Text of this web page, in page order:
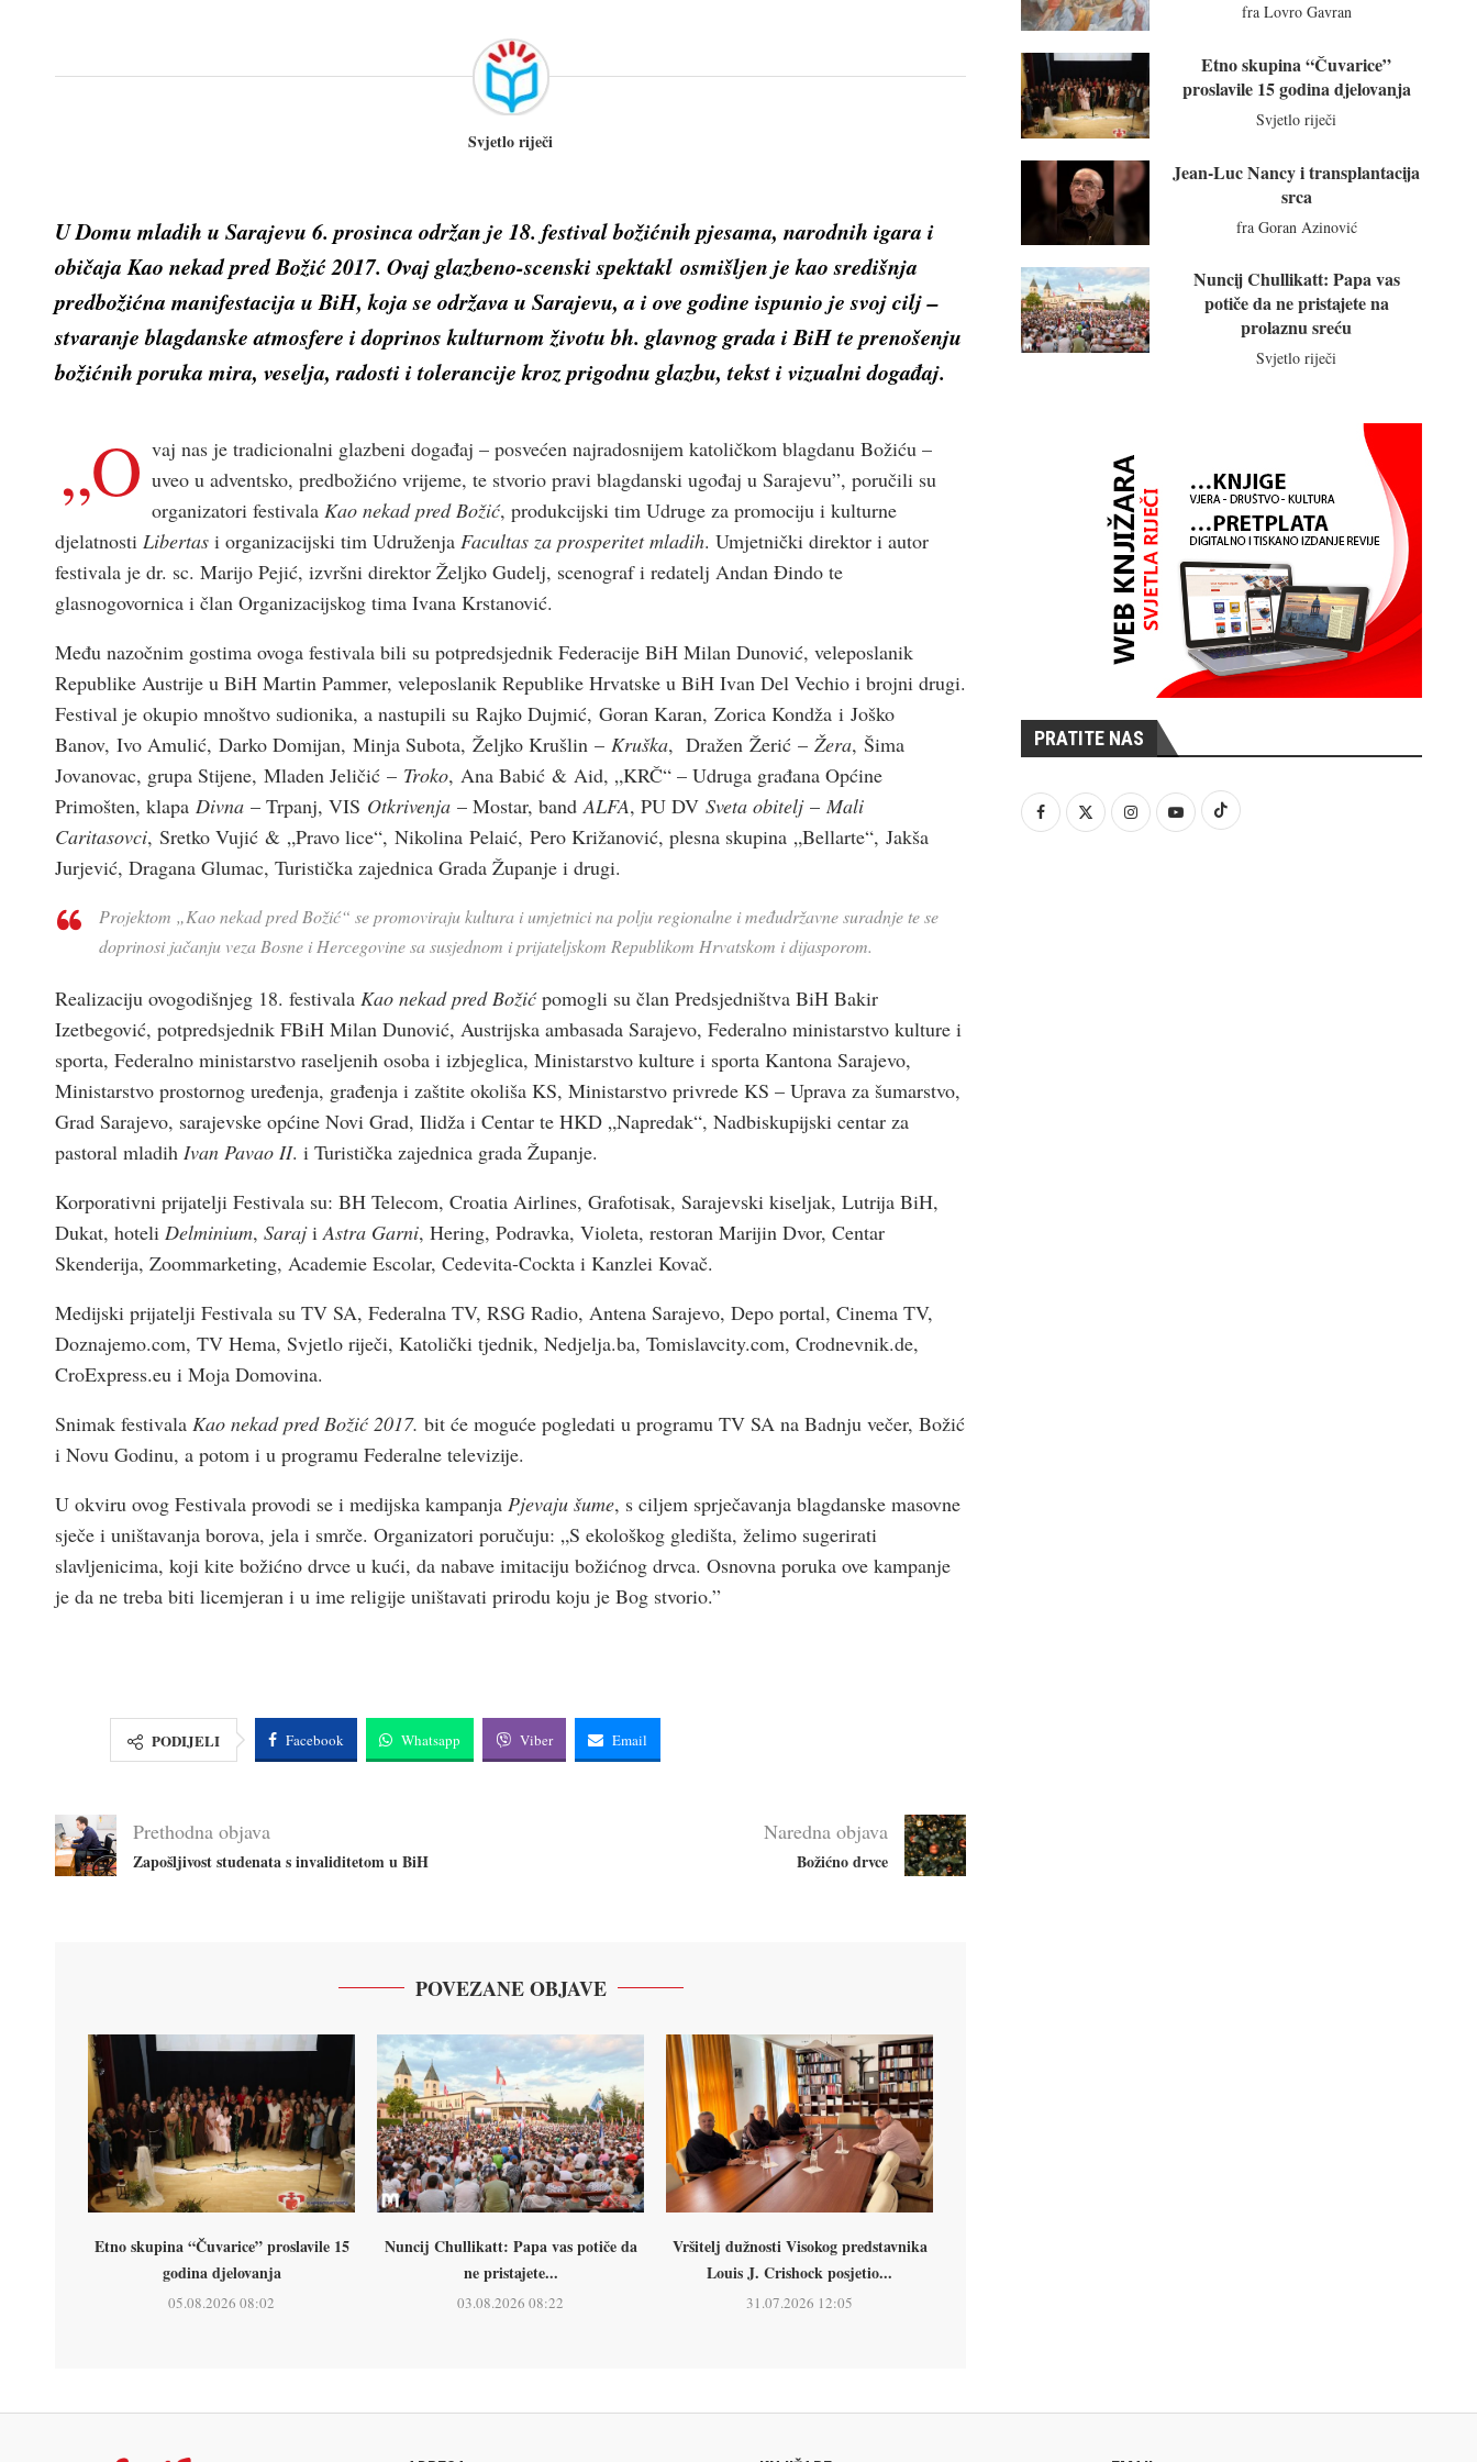
Svjetlo riječi
U Domu mladih u Sarajevu 6. prosinca održan je 18. festival božićnih pjesama, narodnih igara i
običaja Kao nekad pred Božić 2017. Ovaj glazbeno-scenski spektakl osmišljen je kao središnja
predbožićna manifestacija u BiH, koja se održava u Sarajevu, a i ove godine ispunio je svoj cilj –
stvaranje blagdanske atmosfere i doprinos kulturnom životu bh. glavnog grada i BiH te prenošenju
božićnih poruka mira, veselja, radosti i tolerancije kroz prigodnu glazbu, tekst i vizualni događaj.
„O vaj nas je tradicionalni glazbeni događaj – posvećen najradosnijem katoličkom blagdanu Božiću –
uveo u adventsko, predbožićno vrijeme, te stvorio pravi blagdanski ugođaj u Sarajevu”, poručili su
organizatori festivala Kao nekad pred Božić, produkcijski tim Udruge za promociju i kulturne
djelatnosti Libertas i organizacijski tim Udruženja Facultas za prosperitet mladih. Umjetnički direktor i autor
festivala je dr. sc. Marijo Pejić, izvršni direktor Željko Gudelj, scenograf i redatelj Andan Đindo te
glasnogovornica i član Organizacijskog tima Ivana Krstanović.
Među nazočnim gostima ovoga festivala bili su potpredsjednik Federacije BiH Milan Dunović, veleposlanik
Republike Austrije u BiH Martin Pammer, veleposlanik Republike Hrvatske u BiH Ivan Del Vechio i brojni drugi.
Festival je okupio mnoštvo sudionika, a nastupili su Rajko Dujmić, Goran Karan, Zorica Kondža i Joško
Banov, Ivo Amulić, Darko Domijan, Minja Subota, Željko Krušlin – Kruška, Dražen Žerić – Žera, Šima
Jovanovac, grupa Stijene, Mladen Jeličić – Troko, Ana Babić & Aid, „KRČ“ – Udruga građana Općine
Primošten, klapa Divna – Trpanj, VIS Otkrivenja – Mostar, band ALFA, PU DV Sveta obitelj– Mali
Caritasovci, Sretko Vujić & „Pravo lice“, Nikolina Pelaić, Pero Križanović, plesna skupina „Bellarte“, Jakša
Jurjević, Dragana Glumac, Turistička zajednica Grada Županje i drugi.
Projektom „Kao nekad pred Božić“ se promoviraju kultura i umjetnici na polju regionalne i međudržavne suradnje te se
doprinosi jačanju veza Bosne i Hercegovine sa susjednom i prijateljskom Republikom Hrvatskom i dijasporom.
Realizaciju ovogodišnjeg 18. festivala Kao nekad pred Božićpomogli su član Predsjedništva BiH Bakir
Izetbegović, potpredsjednik FBiH Milan Dunović, Austrijska ambasada Sarajevo, Federalno ministarstvo kulture i
sporta, Federalno ministarstvo raseljenih osoba i izbjeglica, Ministarstvo kulture i sporta Kantona Sarajevo,
Ministarstvo prostornog uređenja, građenja i zaštite okoliša KS, Ministarstvo privrede KS – Uprava za šumarstvo,
Grad Sarajevo, sarajevske općine Novi Grad, Ilidža i Centar te HKD „Napredak“, Nadbiskupijski centar za
pastoral mladih Ivan Pavao II. i Turistička zajednica grada Županje.
Korporativni prijatelji Festivala su: BH Telecom, Croatia Airlines, Grafotisak, Sarajevski kiseljak, Lutrija BiH,
Dukat, hoteli Delminium, Saraji Astra Garni, Hering, Podravka, Violeta, restoran Marijin Dvor, Centar
Skenderija, Zoommarketing, Academie Escolar, Cedevita-Cockta i Kanzlei Kovač.
Medijski prijatelji Festivala su TV SA, Federalna TV, RSG Radio, Antena Sarajevo, Depo portal, Cinema TV,
Doznajemo.com, TV Hema, Svjetlo riječi, Katolički tjednik, Nedjelja.ba, Tomislavcity.com, Crodnevnik.de,
CroExpress.eu i Moja Domovina.
Snimak festivala Kao nekad pred Božić 2017. bit će moguće pogledati u programu TV SA na Badnju večer, Božić
i Novu Godinu, a potom i u programu Federalne televizije.
U okviru ovog Festivala provodi se i medijska kampanja Pjevaju šume, s ciljem sprječavanja blagdanske masovne
sječe i uništavanja borova, jela i smrče. Organizatori poručuju: „S ekološkog gledišta, želimo sugerirati
slavljenicima, koji kite božićno drvce u kući, da nabave imitaciju božićnog drvca. Osnovna poruka ove kampanje
je da ne treba biti licemjeran i u ime religije uništavati prirodu koju je Bog stvorio.”
PODIJELI Facebook Whatsapp Viber Email
Prethodna objava
Zapošljivost studenata s invaliditetom u BiH
Naredna objava
Božićno drvce
POVEZANE OBJAVE
Etno skupina “Čuvarice” proslavile 15
godina djelovanja
05.08.2026 08:02
Nuncij Chullikatt: Papa vas potiče da
ne pristajete...
03.08.2026 08:22
Vršitelj dužnosti Visokog predstavnika
Louis J. Crishock posjetio...
31.07.2026 12:05
fra Lovro Gavran
Etno skupina “Čuvarice”
proslavile 15 godina djelovanja
Svjetlo riječi
Jean-Luc Nancy i transplantacija
srca
fra Goran Azinović
Nuncij Chullikatt: Papa vas
potiče da ne pristajete na
prolaznu sreću
Svjetlo riječi
PRATITE NAS